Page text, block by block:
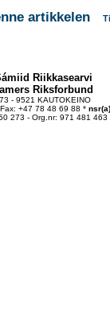
artikkelen
Riikkasearvi
Riksforbund
- 9521 KAUTOKEINO
+47 78 48 69 88 *
273 - Org.nr: 971 481 463